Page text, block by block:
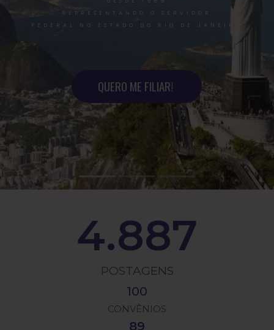
POSTAGENS
4.887
CONVÊNIOS
100
89